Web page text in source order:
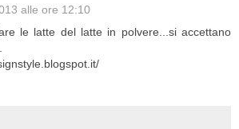
alle ore 12:10
le latte del latte in polvere...si accettano